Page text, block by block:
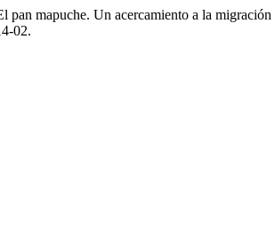
mapuche. Un acercamiento a la migración
02.